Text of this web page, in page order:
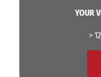
YOUR
>